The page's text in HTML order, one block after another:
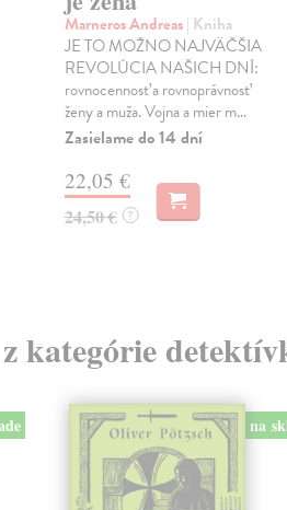
Marneros Andreas| Kniha
JE TO MOŽNO NAJVÄČŠIA
REVOLÚCIA NAŠICH DNÍ:
rovnocennosť a rovnoprávnosť
ženy a muža. Vojna a mier m...
Zasielame do 14 dní
22,05 €
24,50 € ?
kategórie
na